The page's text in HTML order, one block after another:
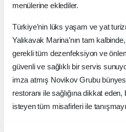
menülerine eklediler.
Türkiye’nin lüks yaşam ve yat
Yalıkavak Marina’nın tam
gerekli tüm dezenfeksiyon ve
güvenli ve sağlıklı bir servis
imza atmış Novikov Grubu
restoranı ile sağlığına dikkat
isteyen tüm misafirleri ile